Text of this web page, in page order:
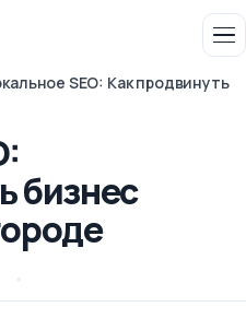
SEO: Как продвинуть
бизнес